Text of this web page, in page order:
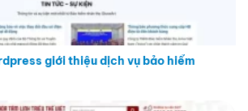
giới thiệu dịch vụ bảo hiểm